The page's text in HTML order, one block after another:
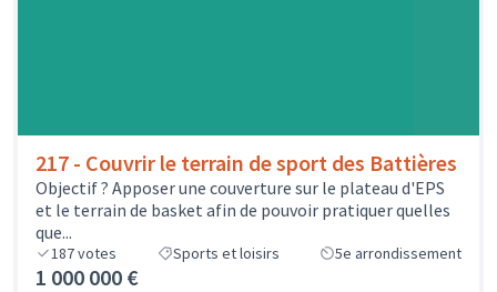
217 - Couvrir le terrain de sport des Battières
Objectif ? Apposer une couverture sur le plateau d'EPS
et le terrain de basket afin de pouvoir pratiquer quelles
que...
187votes Sports et loisirs 5e arrondissement
1 000 000 €